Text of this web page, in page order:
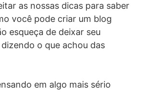
as nossas dicas para saber
você pode criar um blog
esqueça de deixar seu
o que achou das
em algo mais sério